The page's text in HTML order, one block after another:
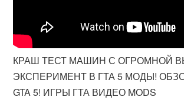
КРАШ ТЕСТ МАШИН С ОГРОМНОЙ
ЭКСПЕРИМЕНТ В ГТА 5 МОДЫ!
GTA 5! ИГРЫ ГТА ВИДЕО MODS